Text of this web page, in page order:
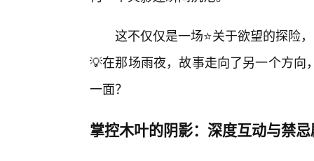
这不仅仅是一场⭐关于欲望的探险
💡在那场雨夜，故事走向了另一个方
一面？
掌控木叶的阴影：深度互动与禁